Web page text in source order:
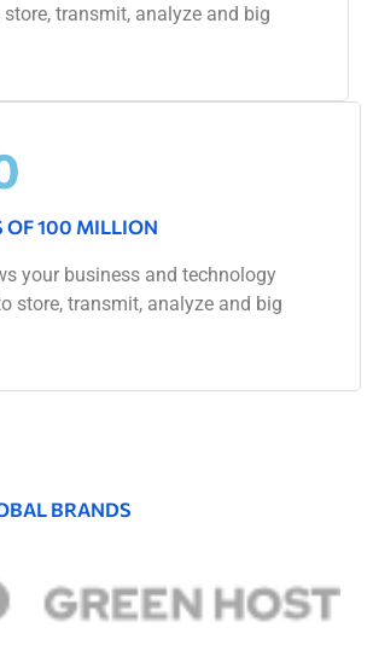
transmit, analyze and big
OF 100 MILLION
your business and technology
store, transmit, analyze and big
BRANDS